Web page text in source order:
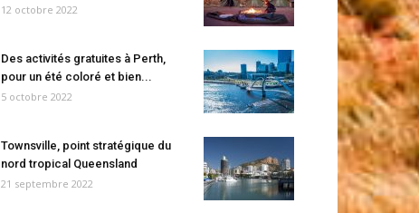
12 octobre 2022
Des activités gratuites à Perth,
pour un été coloré et bien...
5 octobre 2022
Townsville, point stratégique du
nord tropical Queensland
21 septembre 2022